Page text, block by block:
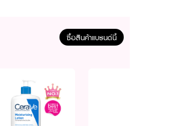
ซื้อสินค้าแบรนด์นี้